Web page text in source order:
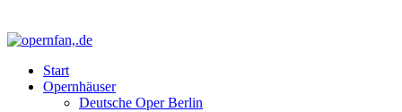
Start
Opernhäuser
Deutsche Oper Berlin